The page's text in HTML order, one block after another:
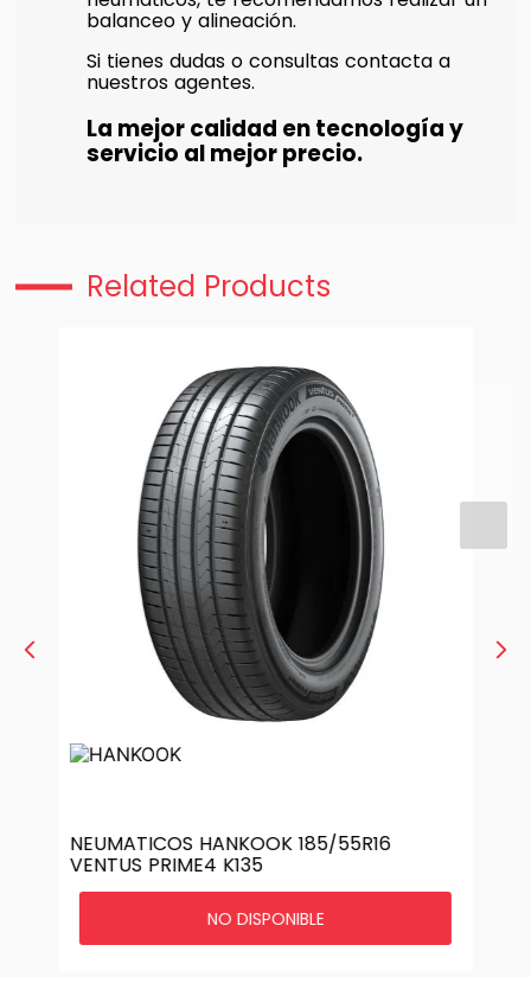
balanceo y alineación.
Si tienes dudas o consultas contacta a
nuestros agentes.
La mejor calidad en tecnología y
servicio al mejor precio.
Related Products
NEUMATICOS HANKOOK 185/55R16
VENTUS PRIME4 K135
NO DISPONIBLE